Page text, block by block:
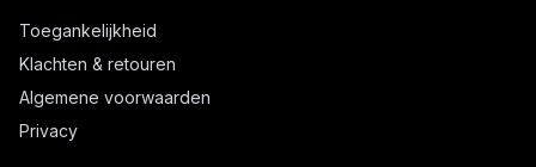
Toegankelijkheid
Klachten & retouren
Algemene voorwaarden
Privacy